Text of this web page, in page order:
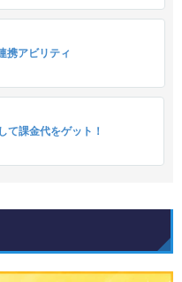
携アビリティ
て課金代をゲット！